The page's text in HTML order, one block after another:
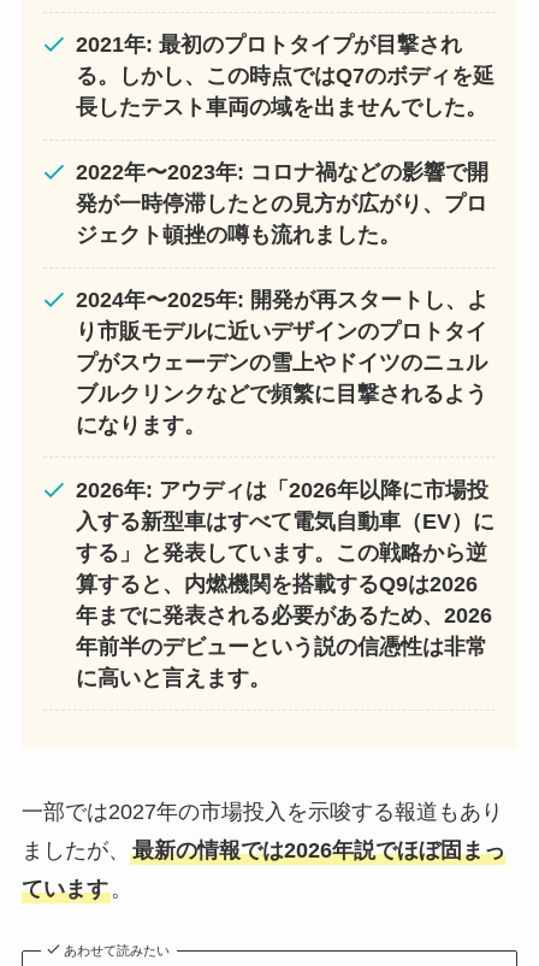
2021年: 最初のプロトタイプが目撃され
る。しかし、この時点ではQ7のボディを延
長したテスト車両の域を出ませんでした。
2022年〜2023年: コロナ禍などの影響で開
発が一時停滞したとの見方が広がり、プロ
ジェクト頓挫の噂も流れました。
2024年〜2025年: 開発が再スタートし、よ
り市販モデルに近いデザインのプロトタイ
プがスウェーデンの雪上やドイツのニュル
ブルクリンクなどで頻繁に目撃されるよう
になります。
2026年: アウディは「2026年以降に市場投
入する新型車はすべて電気自動車（EV）に
する」と発表しています。この戦略から逆
算すると、内燃機関を搭載するQ9は2026
年までに発表される必要があるため、2026
年前半のデビューという説の信憑性は非常
に高いと言えます。
一部では2027年の市場投入を示唆する報道もあり
ましたが、 最新の情報では2026年説でほぼ固まっ
ています。
あわせて読みたい